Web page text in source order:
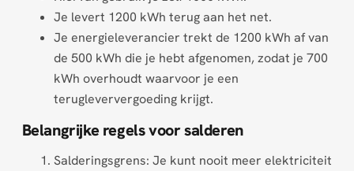
Je levert 1200 kWh terug aan het net.
Je energieleverancier trekt de 1200 kWh af van
de 500 kWh die je hebt afgenomen, zodat je 700
kWh overhoudt waarvoor je een
terugleververgoeding krijgt.
Belangrijke regels voor salderen
Salderingsgrens: Je kunt nooit meer elektriciteit